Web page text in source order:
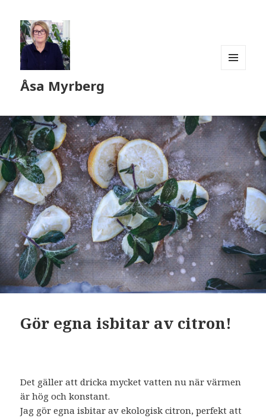
Åsa Myrberg
Gör egna isbitar av citron!
Det gäller att dricka mycket vatten nu när värmen
är hög och konstant.
Jag gör egna isbitar av ekologisk citron, perfekt att